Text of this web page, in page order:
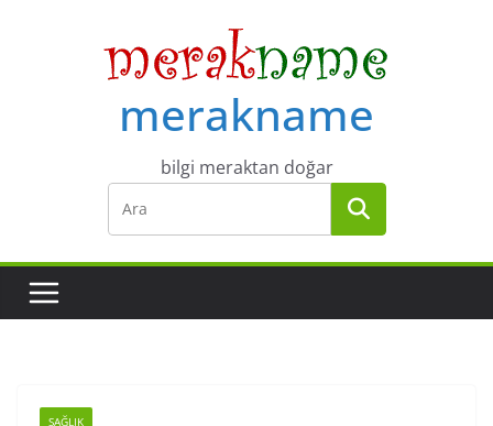
merakname
bilgi meraktan doğar
SAĞLIK